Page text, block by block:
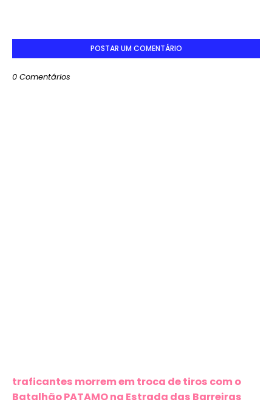
POSTAR UM COMENTÁRIO
0 Comentários
traficantes morrem em troca de tiros com o
Batalhão PATAMO na Estrada das Barreiras